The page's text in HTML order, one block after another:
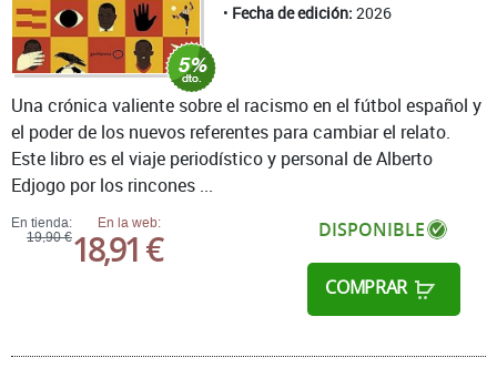
Fecha de edición: 2026
En tienda:
19,90 €
En la web:
18,91 € DISPONIBLE
COMPRAR
Una crónica valiente sobre el racismo en el fútbol español y
el poder de los nuevos referentes para cambiar el relato.
Este libro es el viaje periodístico y personal de Alberto
Edjogo por los rincones ...